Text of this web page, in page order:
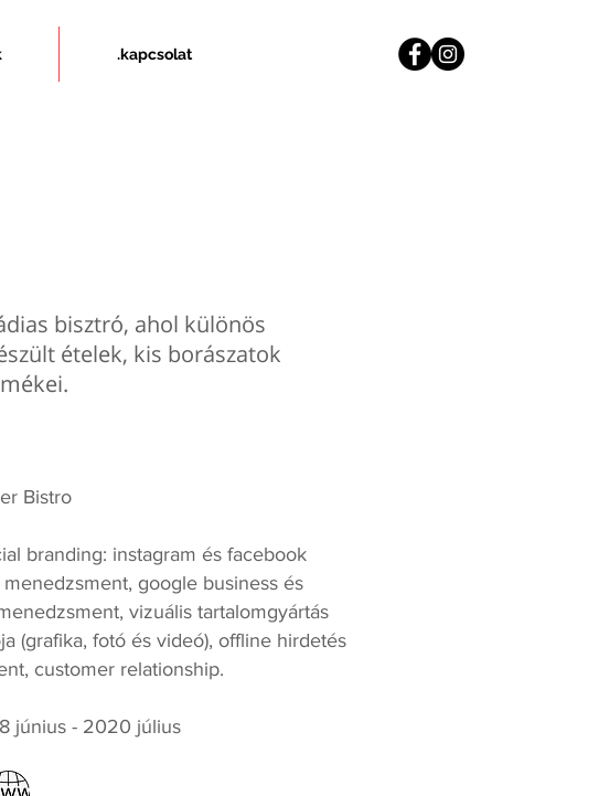
.kapcsolat
bisztró, ahol különös
ételek, kis borászatok
Bistro
branding: instagram és facebook
menedzsment, google business és
vizuális tartalomgyártás
(grafika, fotó és videó), offline hirdetés
customer relationship.
június - 2020 július